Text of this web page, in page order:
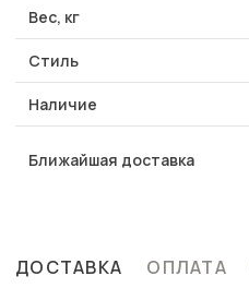
Вес, кг
Стиль
Наличие
Ближайшая доставка
ДОСТАВКА ОПЛАТА